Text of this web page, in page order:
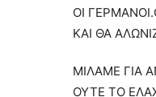
ΟΙ
ΚΑΙ ΘΑ
ΜΙΛΑΜΕ ΓΙΑ
ΟΥΤΕ ΤΟ